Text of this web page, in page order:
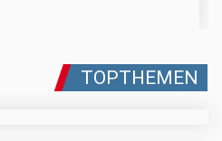
TOPTHEMEN